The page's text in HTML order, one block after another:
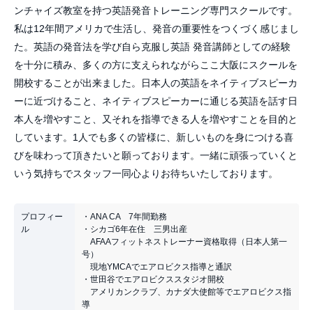
ンチャイズ教室を持つ英語発音 トレーニング専門スクールです。
私は12年間アメリカで生活し、発音の重要性をつくづく感じまし
た。英語の発音法を学び自ら克服し英語 発音講師としての経験
を十分に積み、多くの方に支えられながらここ大阪にスクールを
開校することが出来ました。日本人の英語をネイティブスピーカ
ーに近づけること、ネイティブスピーカーに通じる英語を話す日
本人を増やすこと、又それを指導できる人を増やすことを目的と
しています。1人でも多くの皆様に、新しいものを身につける喜
びを味わって頂きたいと願っております。一緒に頑張っていくと
いう気持ちでスタッフ一同心よりお待ちいたしております。
プロフィー
ル
・ANA CA 7年間勤務
・シカゴ6年在住 三男出産
AFAAフィットネストレーナー資格取得（日本人第一
号）
現地YMCAでエアロビクス指導と通訳
・世田谷でエアロビクススタジオ開校
アメリカンクラブ、カナダ大使館等でエアロビクス指
導